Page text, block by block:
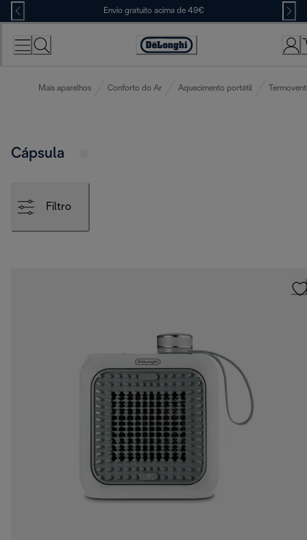
Skip
to
Content
Envio gratuito acima de 49€
Accessibility
Mais aparelhos Conforto do Ar Aquecimento portátil
Cápsula
Filtro